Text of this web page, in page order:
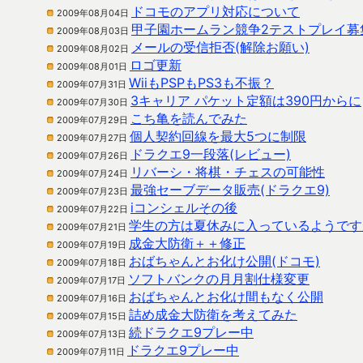
2009年08月04日 ドコモのアプリ対応について
2009年08月03日 甲子園ホームラン競争2テストプレイ募
2009年08月02日 メールの受信拒否(解除お願い)
2009年08月01日 ロゴ更新
2009年07月31日 WiiもPSPもPS3も不振？
2009年07月30日 3キャリア パケット定額は390円からに
2009年07月29日 こち亀を読んでみた
2009年07月27日 個人契約回線を最大5つに制限
2009年07月26日 ドラクエ9一段落(レビュー)
2009年07月24日 リバーシ・将棋・チェスの可能性
2009年07月23日 最強セーブデータ販売(ドラクエ9)
2009年07月22日 iコンシェルその後
2009年07月21日 学生の方は夏休みに入っているようで
2009年07月19日 成金大防衛＋＋修正
2009年07月18日 おばちゃんとお化け公開(ドコモ)
2009年07月17日 ソフトバンクの月月割仕様変更
2009年07月16日 おばちゃんとお化け間もなく公開
2009年07月15日 詰め成金大防衛を考えてみた
2009年07月13日 続ドラクエ9プレー中
2009年07月11日 ドラクエ9プレー中